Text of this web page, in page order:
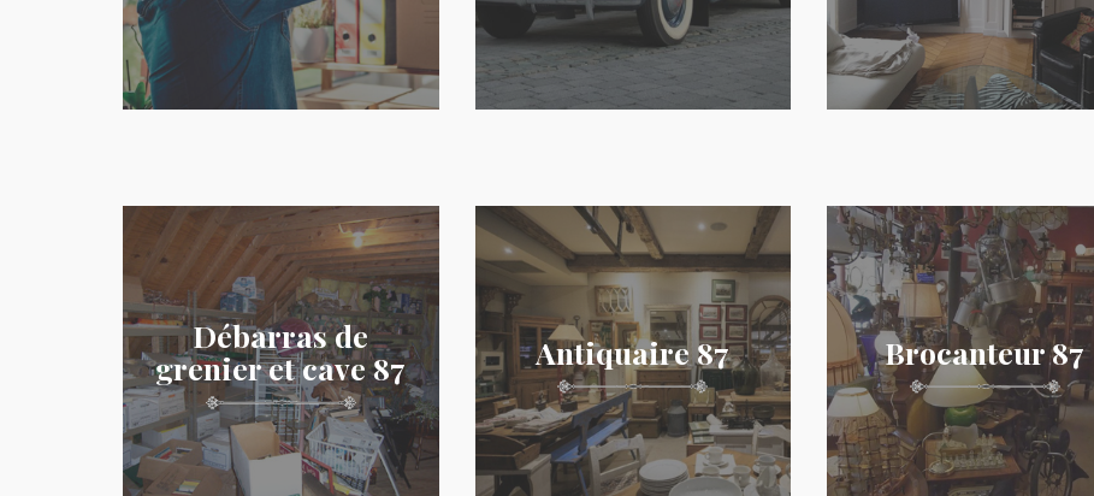
Débarras de
grenier et cave 87
Antiquaire 87 Brocanteur 87